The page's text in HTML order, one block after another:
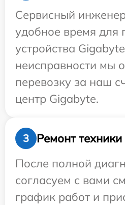
Сервисный
удобное время для
устройства
неисправности мы
перевозку за наш
центр Gigabyte.
3
Ремонт техники
После полной
согласуем с вами
график работ и